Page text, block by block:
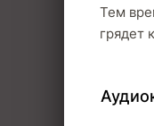
Тем
грядет